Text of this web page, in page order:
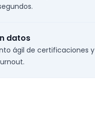
datos
ágil de certificaciones y